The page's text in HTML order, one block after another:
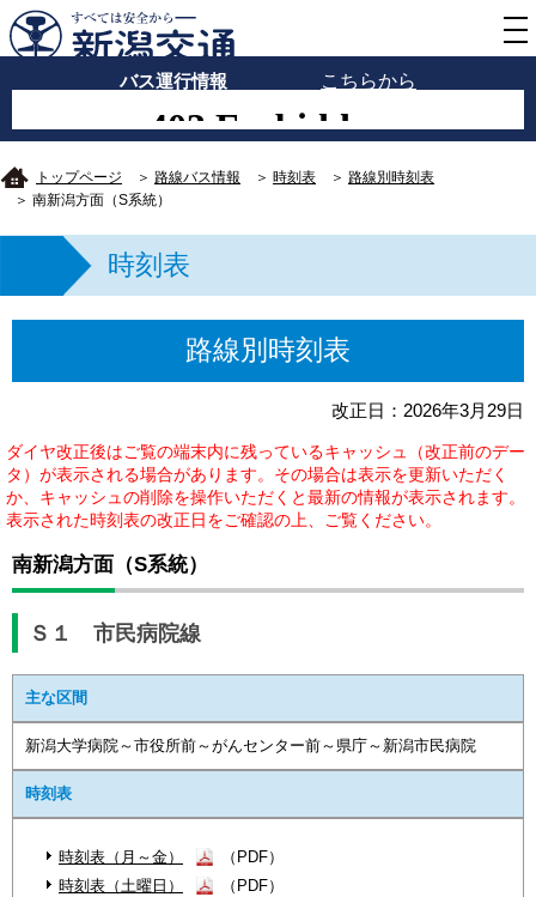
バス運行情報 こちらから
トップページ ＞ 路線バス情報 ＞ 時刻表 ＞ 路線別時刻表
＞ 南新潟方面（S系統）
時刻表
路線別時刻表
改正日：2026年3月29日
ダイヤ改正後はご覧の端末内に残っているキャッシュ（改正前のデー
タ）が表示される場合があります。その場合は表示を更新いただく
か、キャッシュの削除を操作いただくと最新の情報が表示されます。
表示された時刻表の改正日をご確認の上、ご覧ください。
南新潟方面（S系統）
Ｓ１ 市民病院線
主な区間
新潟大学病院～市役所前～がんセンター前～県庁～新潟市民病院
時刻表
時刻表（月～金）
（PDF）
時刻表（土曜日）
（PDF）